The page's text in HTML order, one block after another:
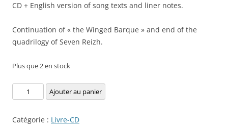
CD + English version of song texts and liner notes.
Continuation of « the Winged Barque » and end of the
quadrilogy of Seven Reizh.
Plus que 2 en stock
quantité
de
Albatross
Ajouter au panier
Catégorie : Livre-CD